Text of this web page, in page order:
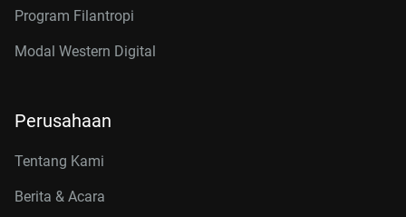
Program Filantropi
Modal Western Digital
Perusahaan
Tentang Kami
Berita & Acara